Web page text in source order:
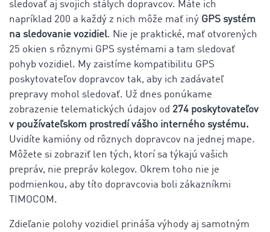
sledovať aj svojich stálych dopravcov. Máte ich
napríklad 200 a každý z nich môže mať iný GPS systém
na sledovanie vozidiel. Nie je praktické, mať otvorených
25 okien s rôznymi GPS systémami a tam sledovať
pohyb vozidiel. My zaistíme kompatibilitu GPS
poskytovateľov dopravcov tak, aby ich zadávateľ
prepravy mohol sledovať. Už dnes ponúkame
zobrazenie telematických údajov od 274 poskytovateľov
v používateľskom prostredí vášho interného systému.
Uvidíte kamióny od rôznych dopravcov na jednej mape.
Môžete si zobraziť len tých, ktorí sa týkajú vašich
prepráv, nie prepráv kolegov. Okrem toho nie je
podmienkou, aby títo dopravcovia boli zákazníkmi
TIMOCOM.
Zdieľanie polohy vozidiel prináša výhody aj samotným